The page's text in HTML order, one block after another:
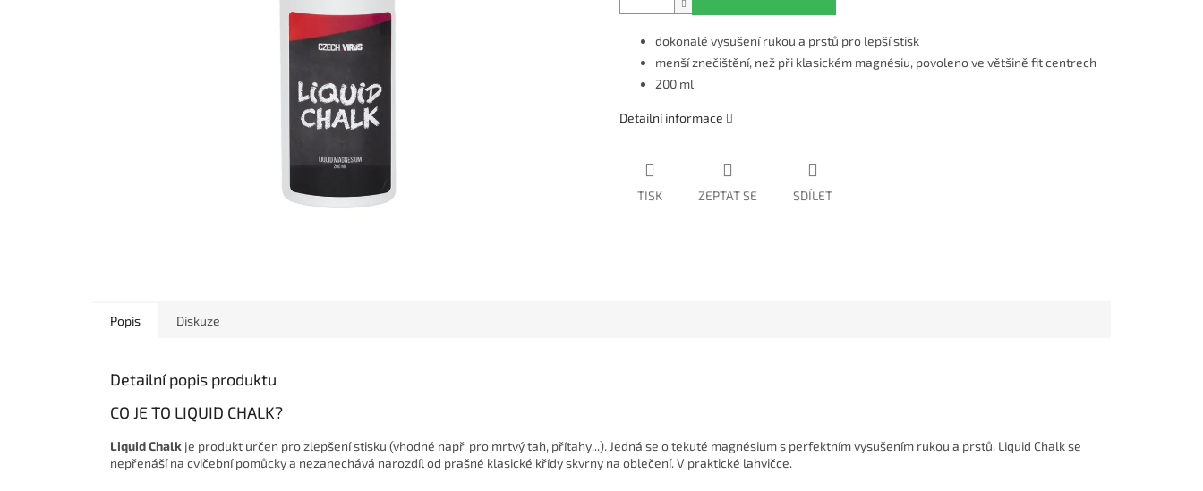
dokonalé vysušení rukou a prstů pro lepší stisk
menší znečištění, než při klasickém magnésiu, povoleno ve většině fit centrech
200 ml
Detailní informace
TISK ZEPTAT SE SDÍLET
Popis Diskuze
Detailní popis produktu
CO JE TO LIQUID CHALK?
Liquid Chalk je produkt určen pro zlepšení stisku (vhodné např. pro mrtvý tah, přítahy...). Jedná se o tekuté magnésium s perfektním vysušením rukou a prstů. Liquid Chalk se
nepřenáší na cvičební pomůcky a nezanechává narozdíl od prašné klasické křídy skvrny na oblečení. V praktické lahvičce.